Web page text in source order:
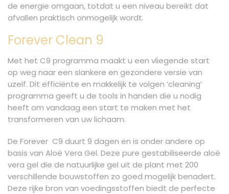
de energie omgaan, totdat u een niveau bereikt dat
afvallen praktisch onmogelijk wordt.
Forever Clean 9
Met het C9 programma maakt u een vliegende start
op weg naar een slankere en gezondere versie van
uzelf. Dit efficiënte en makkelijk te volgen ‘cleaning’
programma geeft u de tools in handen die u nodig
heeft om vandaag een start te maken met het
transformeren van uw lichaam.
De Forever C9 duurt 9 dagen en is onder andere op
basis van Aloë Vera Gel. Deze pure gestabiliseerde aloë
vera gel die de natuurlijke gel uit de plant met 200
verschillende bouwstoffen zo goed mogelijk benadert.
Deze rijke bron van voedingsstoffen biedt de perfecte